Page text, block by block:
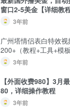
窗口2-5美金【详细教
3年前
广州塔情侣表白特效
200+（教程+工具+模板
3年前
【外面收费980】3月
80，详细操作教程
3年前